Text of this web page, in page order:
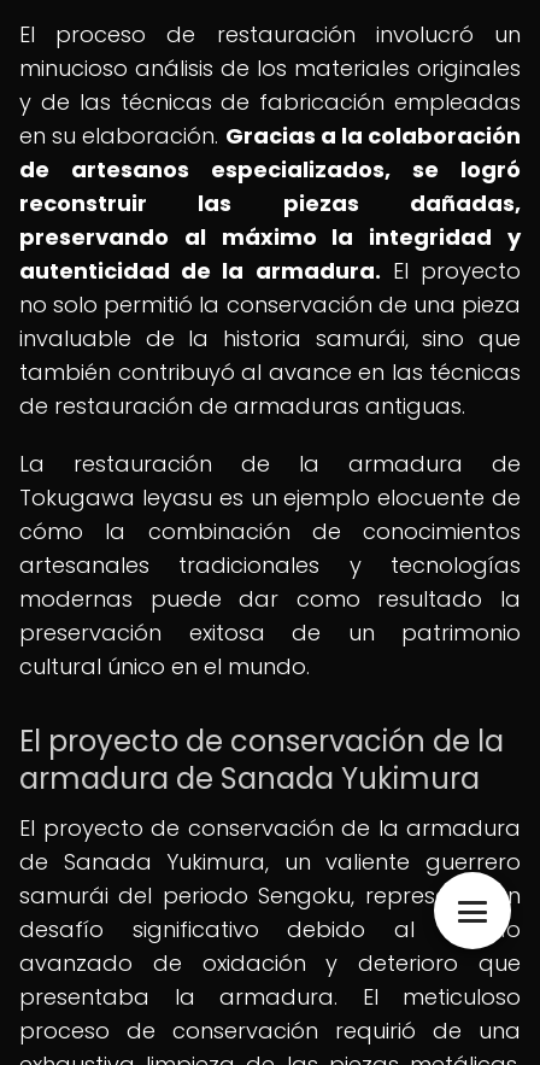
El proceso de restauración involucró un
minucioso análisis de los materiales originales
y de las técnicas de fabricación empleadas
en su elaboración. Gracias a la colaboración
de artesanos especializados, se logró
reconstruir las piezas dañadas,
preservando al máximo la integridad y
autenticidad de la armadura. El proyecto
no solo permitió la conservación de una pieza
invaluable de la historia samurái, sino que
también contribuyó al avance en las técnicas
de restauración de armaduras antiguas.
La restauración de la armadura de
Tokugawa Ieyasu es un ejemplo elocuente de
cómo la combinación de conocimientos
artesanales tradicionales y tecnologías
modernas puede dar como resultado la
preservación exitosa de un patrimonio
cultural único en el mundo.
El proyecto de conservación de la
armadura de Sanada Yukimura
El proyecto de conservación de la armadura
de Sanada Yukimura, un valiente guerrero
samurái del periodo Sengoku, representó un
desafío significativo debido al estado
avanzado de oxidación y deterioro que
presentaba la armadura. El meticuloso
proceso de conservación requirió de una